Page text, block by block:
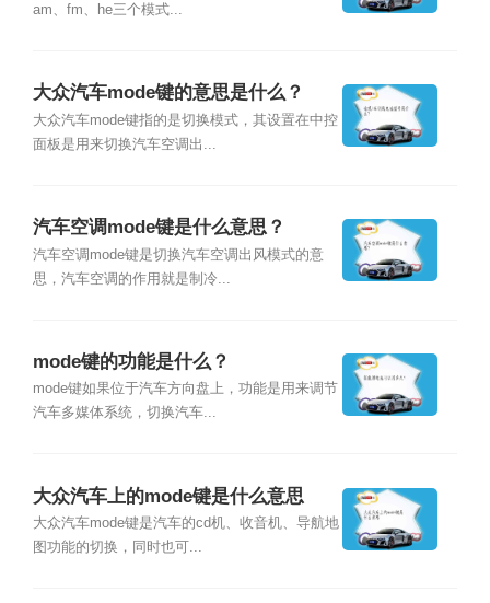
am、fm、he三个模式...
大众汽车mode键的意思是什么？
大众汽车mode键指的是切换模式，其设置在中控
面板是用来切换汽车空调出...
汽车空调mode键是什么意思？
汽车空调mode键是切换汽车空调出风模式的意
思，汽车空调的作用就是制冷...
mode键的功能是什么？
mode键如果位于汽车方向盘上，功能是用来调节
汽车多媒体系统，切换汽车...
大众汽车上的mode键是什么意思
大众汽车mode键是汽车的cd机、收音机、导航地
图功能的切换，同时也可...